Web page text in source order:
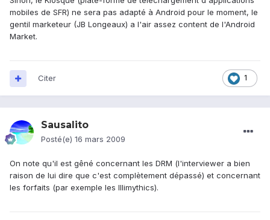
mobiles de SFR) ne sera pas adapté à Android pour le moment, le
gentil marketeur (JB Longeaux) a l'air assez content de l'Android
Market.
1
Citer
Sausalito
Posté(e) 16 mars 2009
On note qu'il est gêné concernant les DRM (l'interviewer a bien
raison de lui dire que c'est complètement dépassé) et concernant
les forfaits (par exemple les Illimythics).